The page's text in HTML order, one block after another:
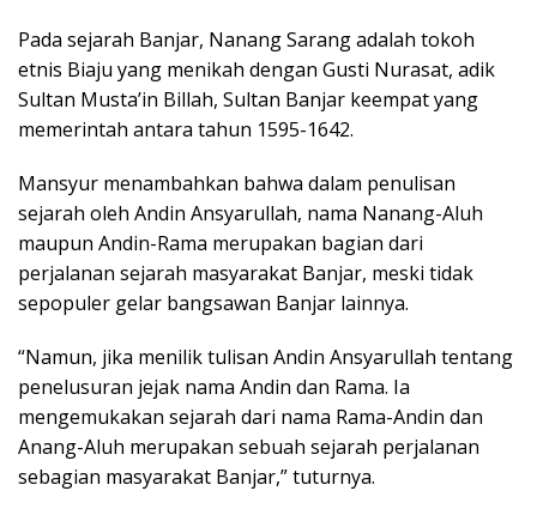
Pada sejarah Banjar, Nanang Sarang adalah tokoh
etnis Biaju yang menikah dengan Gusti Nurasat, adik
Sultan Musta’in Billah, Sultan Banjar keempat yang
memerintah antara tahun 1595-1642.
Mansyur menambahkan bahwa dalam penulisan
sejarah oleh Andin Ansyarullah, nama Nanang-Aluh
maupun Andin-Rama merupakan bagian dari
perjalanan sejarah masyarakat Banjar, meski tidak
sepopuler gelar bangsawan Banjar lainnya.
“Namun, jika menilik tulisan Andin Ansyarullah tentang
penelusuran jejak nama Andin dan Rama. Ia
mengemukakan sejarah dari nama Rama-Andin dan
Anang-Aluh merupakan sebuah sejarah perjalanan
sebagian masyarakat Banjar,” tuturnya.